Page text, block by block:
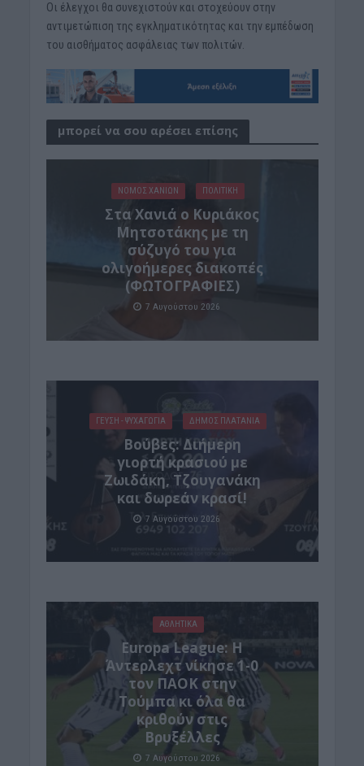
Οι έλεγχοι θα συνεχιστούν και στοχεύουν στην
αντιμετώπιση της εγκληματικότητας και την εμπέδωση
του αισθήματος ασφάλειας των πολιτών.
μπορεί να σου αρέσει επίσης
ΝΟΜΌΣ ΧΑΝΊΩΝ ΠΟΛΙΤΙΚΗ
Στα Χανιά ο Κυριάκος
Μητσοτάκης με τη
σύζυγό του για
ολιγοήμερες διακοπές
(ΦΩΤΟΓΡΑΦΙΕΣ)
7 Αυγούστου 2026
ΓΕΎΣΗ - ΨΥΧΑΓΩΓΊΑ ΔΉΜΟΣ ΠΛΑΤΑΝΙΆ
Βούβες: Διήμερη
γιορτή κρασιού με
Ζωιδάκη, Τζουγανάκη
και δωρεάν κρασί!
7 Αυγούστου 2026
ΑΘΛΗΤΙΚΑ
Europa League: Η
Άντερλεχτ νίκησε 1-0
τον ΠΑΟΚ στην
Τούμπα κι όλα θα
κριθούν στις
Βρυξέλλες
7 Αυγούστου 2026